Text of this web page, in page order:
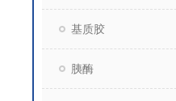
基质胶
胰酶